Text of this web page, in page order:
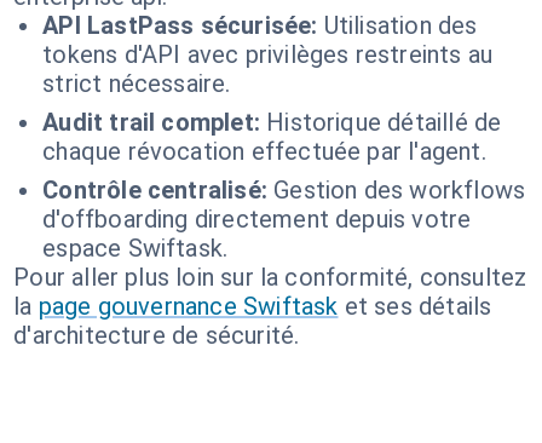
API LastPass sécurisée: Utilisation des
tokens d'API avec privilèges restreints au
strict nécessaire.
Audit trail complet: Historique détaillé de
chaque révocation effectuée par l'agent.
Contrôle centralisé: Gestion des workflows
d'offboarding directement depuis votre
espace Swiftask.
Pour aller plus loin sur la conformité, consultez
la page gouvernance Swiftask et ses détails
d'architecture de sécurité.